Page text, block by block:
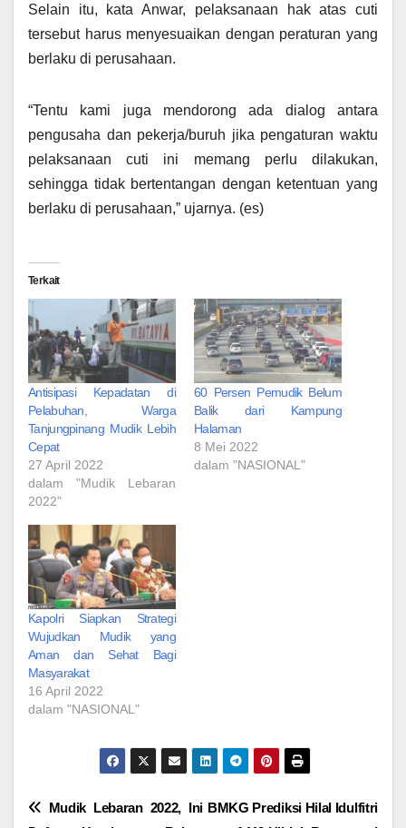
Selain itu, kata Anwar, pelaksanaan hak atas cuti
tersebut harus menyesuaikan dengan peraturan yang
berlaku di perusahaan.
“Tentu kami juga mendorong ada dialog antara
pengusaha dan pekerja/buruh jika pengaturan waktu
pelaksanaan cuti ini memang perlu dilakukan,
sehingga tidak bertentangan dengan ketentuan yang
berlaku di perusahaan,” ujarnya. (es)
Terkait
Antisipasi Kepadatan di
Pelabuhan, Warga
Tanjungpinang Mudik Lebih
Cepat
27 April 2022
dalam "Mudik Lebaran
2022"
60 Persen Pemudik Belum
Balik dari Kampung
Halaman
8 Mei 2022
dalam "NASIONAL"
Kapolri Siapkan Strategi
Wujudkan Mudik yang
Aman dan Sehat Bagi
Masyarakat
16 April 2022
dalam "NASIONAL"
Navigasi
BMKG Prediksi Hilal Idulfitri
Mudik Lebaran 2022, Ini